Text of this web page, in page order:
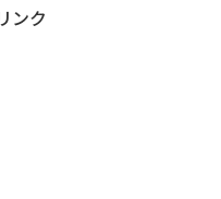
ンク